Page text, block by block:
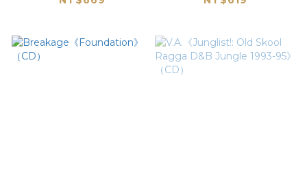
Everyone Is Trying
You Have Got To